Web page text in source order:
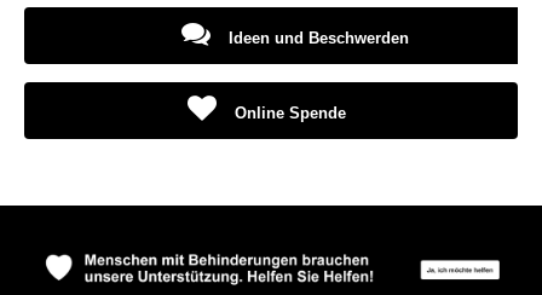
Ideen und Beschwerden
Online Spende